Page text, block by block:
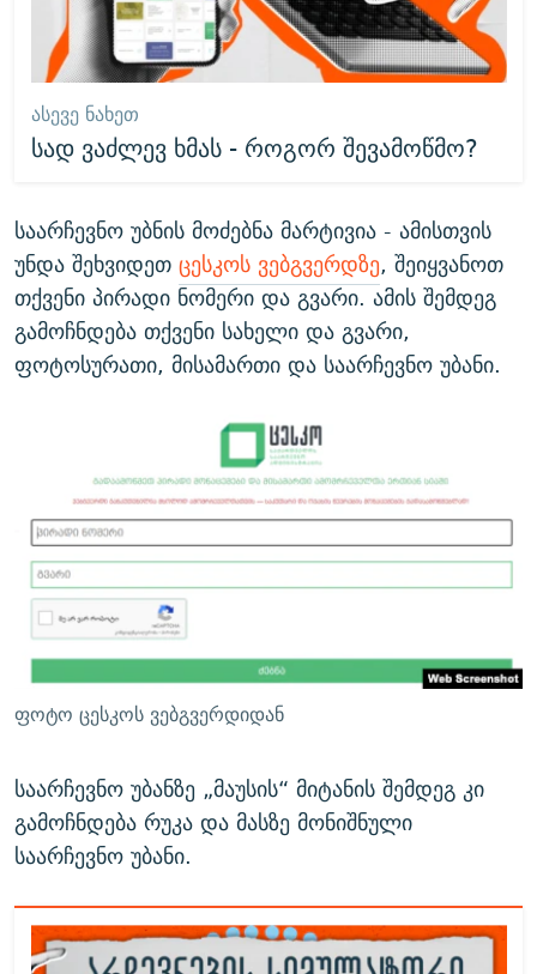
ᲐᲡᲔᲕᲔ ᲜᲐᲮᲔᲗ
სად ვაძლევ ხმას - როგორ შევამოწმო?
საარჩევნო უბნის მოძებნა მარტივია - ამისთვის
უნდა შეხვიდეთცესკოს ვებგვერდზე, შეიყვანოთ
თქვენი პირადი ნომერი და გვარი. ამის შემდეგ
გამოჩნდება თქვენი სახელი და გვარი,
ფოტოსურათი, მისამართი და საარჩევნო უბანი.
ფოტო ცესკოს ვებგვერდიდან
საარჩევნო უბანზე „მაუსის“ მიტანის შემდეგ კი
გამოჩნდება რუკა და მასზე მონიშნული
საარჩევნო უბანი.